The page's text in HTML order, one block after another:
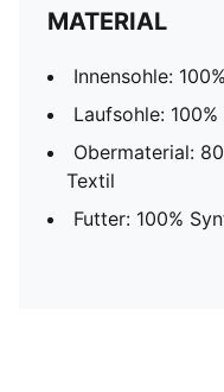
MATERIAL
Innensohle:
Laufsohle:
Obermaterial:
Textil
Futter: 100%